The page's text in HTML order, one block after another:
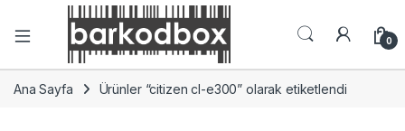
0
Ana Sayfa Ürünler “citizen cl-e300” olarak etiketlendi